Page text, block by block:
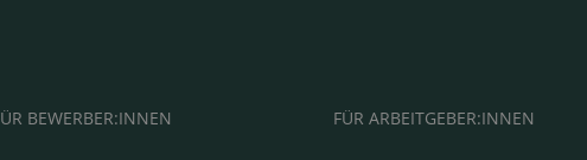
BEWERBER:INNEN FÜR ARBEITGEBER:INNEN